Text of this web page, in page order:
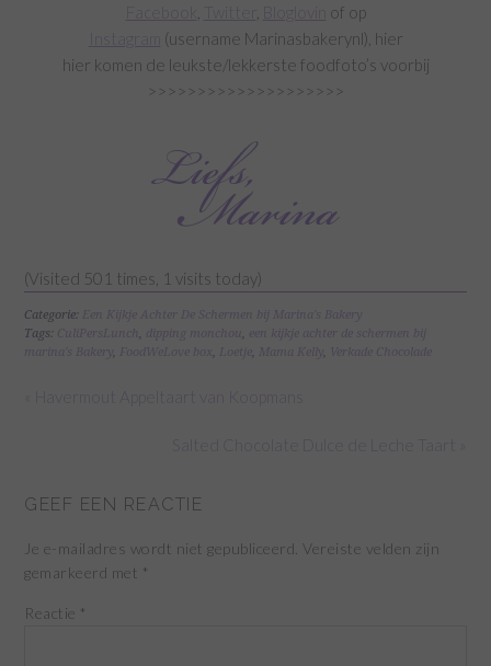
Bloglovin
of op
Instagram
(username Marinasbakerynl), hier
hier komen de leukste/lekkerste foodfoto’s voorbij
>>>>>>>>>>>>>>>>>>>>
(Visited 501 times, 1 visits today)
Categorie: Een Kijkje Achter De Schermen bij Marina's Bakery
Tags: CuliPersLunch, dipping monchou,
een kijkje achter de schermen bij
marina's Bakery, FoodWeLove box, Loetje, Mama Kelly, Verkade Chocolade
GEEF EEN REACTIE
Je e-mailadres wordt niet gepubliceerd. Vereiste velden zijn
gemarkeerd met *
Reactie *